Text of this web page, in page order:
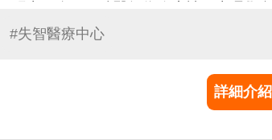
教育。祈望研究能讓醫學更加進步，造福
#失智醫療中心
詳細介紹